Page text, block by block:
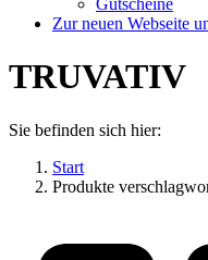
Gutscheine
Zur neuen Webseite
TRUVATIV
Sie befinden sich hier:
Start
Produkte